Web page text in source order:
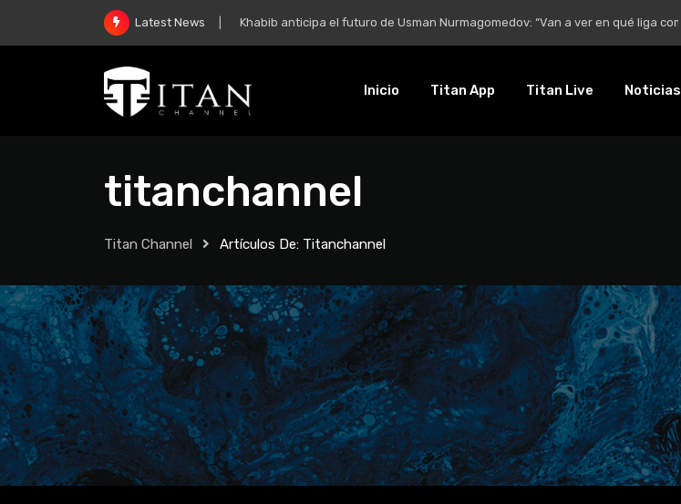
Latest NewsKhabib anticipa el futuro de Usman Nurmagomedov: “Van a ver en qué liga competirá”
Inicio Titan App Titan Live Noticias
titanchannel
Titan Channel Artículos De: Titanchannel